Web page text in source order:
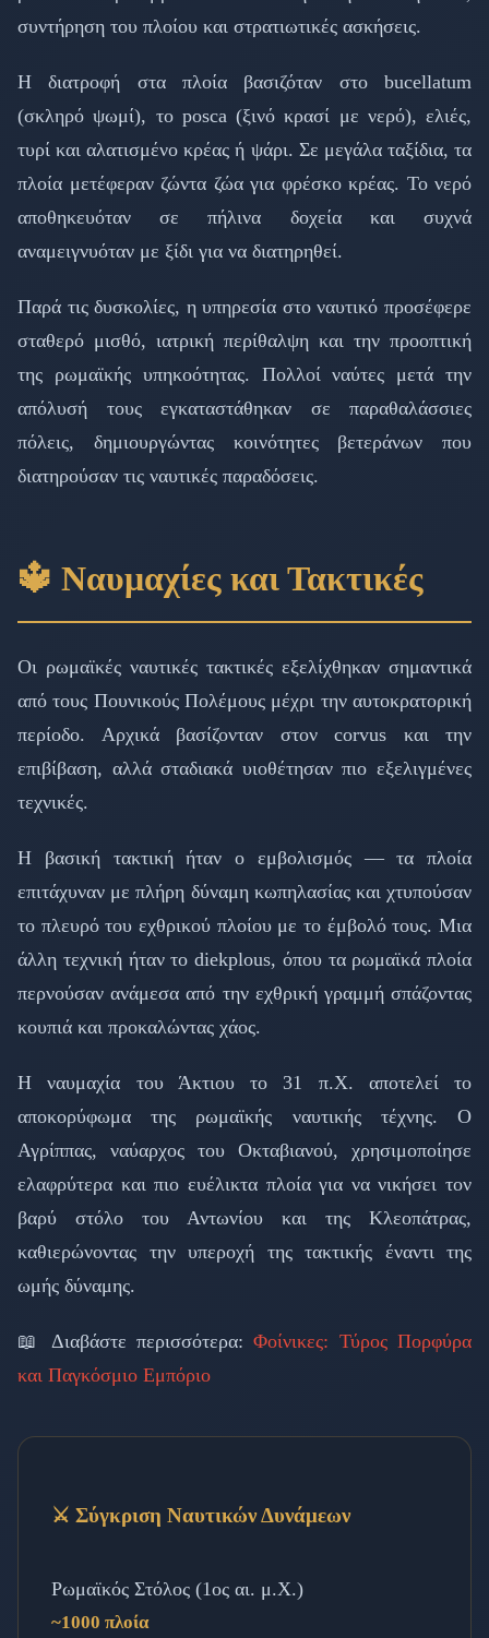
συντήρηση του πλοίου και στρατιωτικές ασκήσεις.
Η διατροφή στα πλοία βασιζόταν στο bucellatum
(σκληρό ψωμί), το posca (ξινό κρασί με νερό), ελιές,
τυρί και αλατισμένο κρέας ή ψάρι. Σε μεγάλα ταξίδια, τα
πλοία μετέφεραν ζώντα ζώα για φρέσκο κρέας. Το νερό
αποθηκευόταν σε πήλινα δοχεία και συχνά
αναμειγνυόταν με ξίδι για να διατηρηθεί.
Παρά τις δυσκολίες, η υπηρεσία στο ναυτικό προσέφερε
σταθερό μισθό, ιατρική περίθαλψη και την προοπτική
της ρωμαϊκής υπηκοότητας. Πολλοί ναύτες μετά την
απόλυσή τους εγκαταστάθηκαν σε παραθαλάσσιες
πόλεις, δημιουργώντας κοινότητες βετεράνων που
διατηρούσαν τις ναυτικές παραδόσεις.
🔱 Ναυμαχίες και Τακτικές
Οι ρωμαϊκές ναυτικές τακτικές εξελίχθηκαν σημαντικά
από τους Πουνικούς Πολέμους μέχρι την αυτοκρατορική
περίοδο. Αρχικά βασίζονταν στον corvus και την
επιβίβαση, αλλά σταδιακά υιοθέτησαν πιο εξελιγμένες
τεχνικές.
Η βασική τακτική ήταν ο εμβολισμός — τα πλοία
επιτάχυναν με πλήρη δύναμη κωπηλασίας και χτυπούσαν
το πλευρό του εχθρικού πλοίου με το έμβολό τους. Μια
άλλη τεχνική ήταν το diekplous, όπου τα ρωμαϊκά πλοία
περνούσαν ανάμεσα από την εχθρική γραμμή σπάζοντας
κουπιά και προκαλώντας χάος.
Η ναυμαχία του Άκτιου το 31 π.Χ. αποτελεί το
αποκορύφωμα της ρωμαϊκής ναυτικής τέχνης. Ο
Αγρίππας, ναύαρχος του Οκταβιανού, χρησιμοποίησε
ελαφρύτερα και πιο ευέλικτα πλοία για να νικήσει τον
βαρύ στόλο του Αντωνίου και της Κλεοπάτρας,
καθιερώνοντας την υπεροχή της τακτικής έναντι της
ωμής δύναμης.
📖 Διαβάστε περισσότερα:Φοίνικες: Τύρος Πορφύρα
και Παγκόσμιο Εμπόριο
⚔️ Σύγκριση Ναυτικών Δυνάμεων
Ρωμαϊκός Στόλος (1ος αι. μ.Χ.)
~1000 πλοία